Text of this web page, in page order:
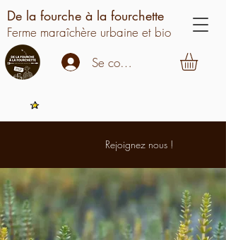
De la fourche à la fourchette
Ferme maraîchère urbaine et bio
Se connecter
Rejoignez nous !